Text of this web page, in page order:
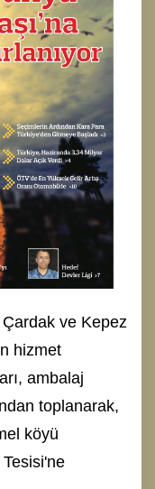
ve Kepez
hizmet
ambalaj
toplanarak,
köyü